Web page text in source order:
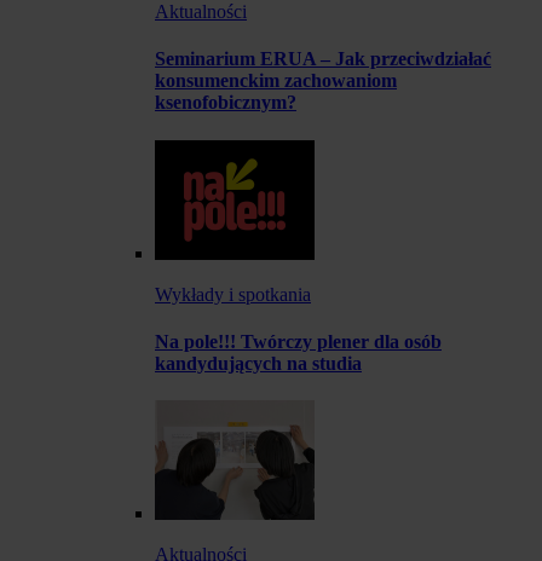
Aktualności
Seminarium ERUA – Jak przeciwdziałać
konsumenckim zachowaniom
ksenofobicznym?
Wykłady i spotkania
Na pole!!! Twórczy plener dla osób
kandydujących na studia
Aktualności